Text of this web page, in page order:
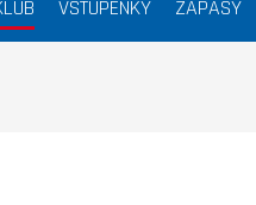
VSTUPENKY ZÁPASY